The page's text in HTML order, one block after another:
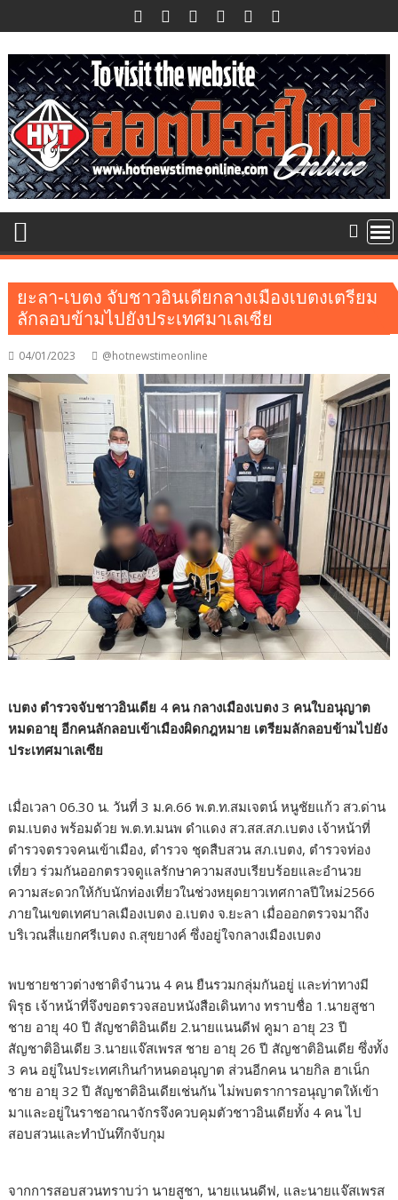
to
content
ยะลา-เบตง จับชาวอินเดียกลางเมืองเบตงเตรียม
ลักลอบข้ามไปยังประเทศมาเลเซีย
04/01/2023 @hotnewstimeonline
เบตง ตำรวจจับชาวอินเดีย 4 คน กลางเมืองเบตง 3 คนใบอนุญาต
หมดอายุ อีกคนลักลอบเข้าเมืองผิดกฎหมาย เตรียมลักลอบข้ามไปยัง
ประเทศมาเลเซีย
เมื่อเวลา 06.30 น. วันที่ 3 ม.ค.66 พ.ต.ท.สมเจตน์ หนูชัยแก้ว สว.ด่าน
ตม.เบตง พร้อมด้วย พ.ต.ท.มนพ ดำแดง สว.สส.สภ.เบตง เจ้าหน้าที่
ตำรวจตรวจคนเข้าเมือง, ตำรวจ ชุดสืบสวน สภ.เบตง, ตำรวจท่อง
เที่ยว ร่วมกันออกตรวจดูแลรักษาความสงบเรียบร้อยและอำนวย
ความสะดวกให้กับนักท่องเที่ยวในช่วงหยุดยาวเทศกาลปีใหม่2566
ภายในเขตเทศบาลเมืองเบตง อ.เบตง จ.ยะลา เมื่อออกตรวจมาถึง
บริเวณสี่แยกศรีเบตง ถ.สุขยางค์ ซึ่งอยู่ใจกลางเมืองเบตง
พบชายชาวต่างชาติจำนวน 4 คน ยืนรวมกลุ่มกันอยู่ และท่าทางมี
พิรุธ เจ้าหน้าที่จึงขอตรวจสอบหนังสือเดินทาง ทราบชื่อ 1.นายสูชา
ชาย อายุ 40 ปี สัญชาติอินเดีย 2.นายแนนดีฟ คูมา อายุ 23 ปี
สัญชาติอินเดีย 3.นายแจ๊สเพรส ชาย อายุ 26 ปี สัญชาติอินเดีย ซึ่งทั้ง
3 คน อยู่ในประเทศเกินกำหนดอนุญาต ส่วนอีกคน นายกิล ฮาเน็ก
ชาย อายุ 32 ปี สัญชาติอินเดียเช่นกัน ไม่พบตราการอนุญาตให้เข้า
มาและอยู่ในราชอาณาจักรจึงควบคุมตัวชาวอินเดียทั้ง 4 คน ไป
สอบสวนและทำบันทึกจับกุม
จากการสอบสวนทราบว่า นายสูชา, นายแนนดีฟ, และนายแจ๊สเพรส